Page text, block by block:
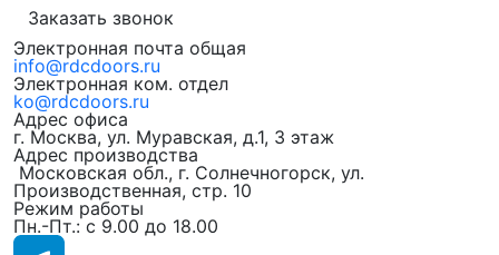
Заказать звонок
Электронная почта общая
info@rdcdoors.ru
Электронная ком. отдел
ko@rdcdoors.ru
Адрес офиса
г. Москва, ул. Муравская, д.1, 3 этаж
Адрес производства
Московская обл., г. Солнечногорск, ул.
Производственная, стр. 10
Режим работы
Пн.-Пт.: с 9.00 до 18.00